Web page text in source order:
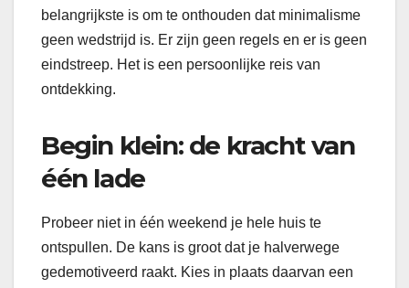
belangrijkste is om te onthouden dat minimalisme
geen wedstrijd is. Er zijn geen regels en er is geen
eindstreep. Het is een persoonlijke reis van
ontdekking.
Begin klein: de kracht van
één lade
Probeer niet in één weekend je hele huis te
ontspullen. De kans is groot dat je halverwege
gedemotiveerd raakt. Kies in plaats daarvan een